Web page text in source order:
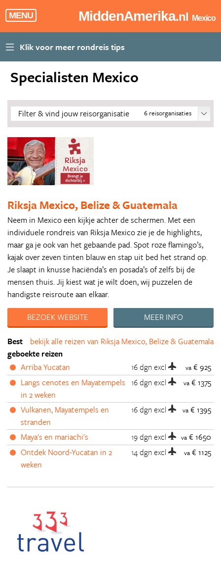
MENU MiddenAmerika.nl Mexico
Specialisten Mexico
6 reisorganisaties
Filter & vind jouw reisorganisatie
Riksja Mexico, Belize & Guatemala
Neem in Mexico een kijkje achter de schermen. Met een
individuele rondreis van Riksja Mexico zie je de highlights,
maar ga je ook van het gebaande pad. Spot roze flamingo’s,
kajak over zeven tinten blauw en stap uit bed het strand op.
Je slaapt in knusse haciënda’s en posada’s of zelfs bij de
mensen thuis. Jij kiest wat je wilt doen, wij puzzelen de
handigste reisroute aan elkaar.
BEZOEK WEBSITE
MEER INFO
bekijk alle reizen van Riksja Mexico, Belize & Guatemala
Best
geboekte reizen
Arriba Yucatan
16 dgnexcl va € 925
Langs cenotes en Mayatempels
in 2 weken
16 dgnexcl va € 1375
Vulkanen, Mayatempels en
stranden
16 dgnexcl va € 1395
Maya's en mariachi's 19 dgnexcl va € 1650
Ontdek Noord-Yucatan in 2
weken
14 dgnexcl va € 1125